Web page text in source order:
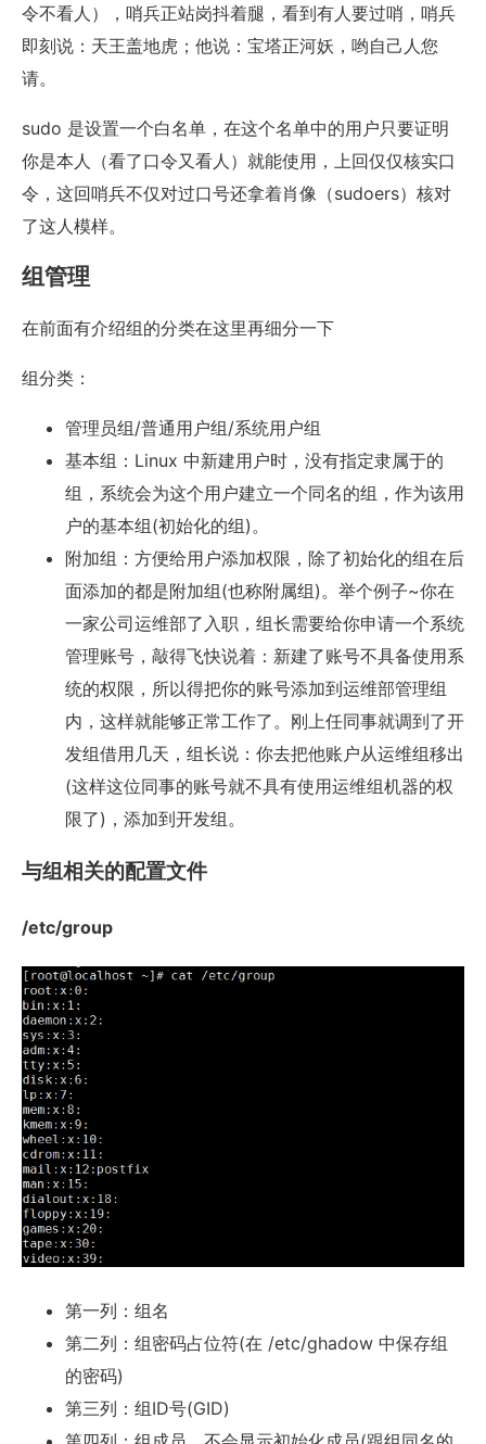
令不看人），哨兵正站岗抖着腿，看到有人要过哨，哨兵
即刻说：天王盖地虎；他说：宝塔正河妖，哟自己人您
请。
sudo 是设置一个白名单，在这个名单中的用户只要证明
你是本人（看了口令又看人）就能使用，上回仅仅核实口
令，这回哨兵不仅对过口号还拿着肖像（sudoers）核对
了这人模样。
组管理
在前面有介绍组的分类在这里再细分一下
组分类：
管理员组/普通用户组/系统用户组
基本组：Linux 中新建用户时，没有指定隶属于的
组，系统会为这个用户建立一个同名的组，作为该用
户的基本组(初始化的组)。
附加组：方便给用户添加权限，除了初始化的组在后
面添加的都是附加组(也称附属组)。举个例子~你在
一家公司运维部了入职，组长需要给你申请一个系统
管理账号，敲得飞快说着：新建了账号不具备使用系
统的权限，所以得把你的账号添加到运维部管理组
内，这样就能够正常工作了。刚上任同事就调到了开
发组借用几天，组长说：你去把他账户从运维组移出
(这样这位同事的账号就不具有使用运维组机器的权
限了)，添加到开发组。
与组相关的配置文件
/etc/group
第一列：组名
第二列：组密码占位符(在 /etc/ghadow 中保存组
的密码)
第三列：组ID号(GID)